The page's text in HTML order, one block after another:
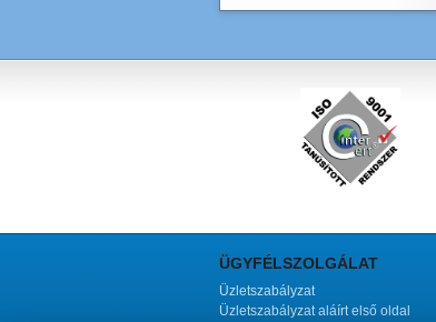
ÜGYFÉLSZOLGÁLAT
Üzletszabályzat
Üzletszabályzat aláírt első oldal